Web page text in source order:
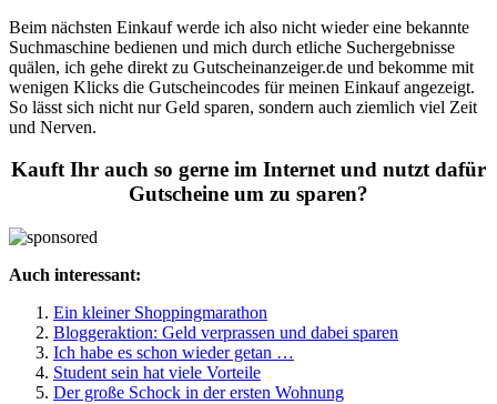
Beim nächsten Einkauf werde ich also nicht wieder eine bekannte
Suchmaschine bedienen und mich durch etliche Suchergebnisse
quälen, ich gehe direkt zu Gutscheinanzeiger.de und bekomme mit
wenigen Klicks die Gutscheincodes für meinen Einkauf angezeigt.
So lässt sich nicht nur Geld sparen, sondern auch ziemlich viel Zeit
und Nerven.
Kauft Ihr auch so gerne im Internet und nutzt dafür
Gutscheine um zu sparen?
Auch interessant:
Ein kleiner Shoppingmarathon
Bloggeraktion: Geld verprassen und dabei sparen
Ich habe es schon wieder getan …
Student sein hat viele Vorteile
Der große Schock in der ersten Wohnung